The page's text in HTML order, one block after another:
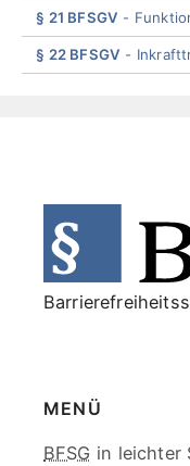
§ 21 BFSGV
§ 22 BFSGV
MENÜ
Skip
BFSG in leichter